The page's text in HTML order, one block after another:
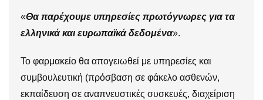
«Θα παρέχουμε υπηρεσίες πρωτόγνωρες για τα
ελληνικά και ευρωπαϊκά δεδομένα».
Το φαρμακείο θα απογειωθεί με υπηρεσίες και
συμβουλευτική (πρόσβαση σε φάκελο ασθενών,
εκπαίδευση σε αναπνευστικές συσκευές, διαχείριση